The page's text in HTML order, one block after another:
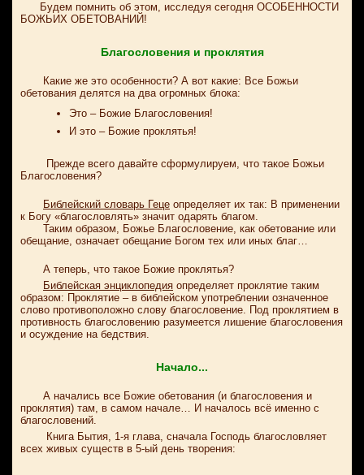
Будем помнить об этом, исследуя сегодня ОСОБЕННОСТИ
БОЖЬИХ ОБЕТОВАНИЙ!
Благословения и проклятия
Какие же это особенности? А вот какие: Все Божьи
обетования делятся на два огромных блока:
Это – Божие Благословения!
И это – Божие проклятья!
Прежде всего давайте сформулируем, что такое Божьи
Благословения?
Библейский словарь Геце определяет их так: В применении
к Богу «благословлять» значит одарять благом.
Таким образом, Божье Благословение, как обетование или
обещание, означает обещание Богом тех или иных благ…
А теперь, что такое Божие проклятья?
Библейская энциклопедия определяет проклятие таким
образом: Проклятие – в библейском употреблении означенное
слово противоположно слову благословение. Под проклятием в
противность благословению разумеется лишение благословения
и осуждение на бедствия.
Начало...
А начались все Божие обетования (и благословения и
проклятия) там, в самом начале… И началось всё именно с
благословений.
Книга Бытия, 1-я глава, сначала Господь благословляет
всех живых существ в 5-ый день творения: